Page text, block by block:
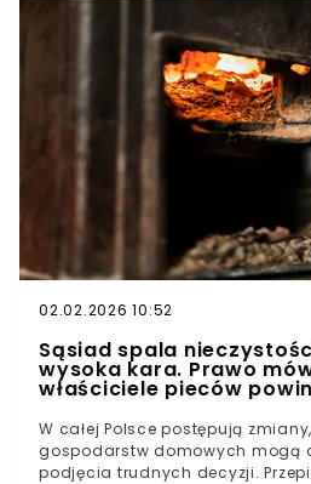
wielu właścicieli nieruchomości
Zanim jednak pierwsze wióry
dokładnie przestudiować
granica między estetycznym
wykroczeniem jest niezwykle
kluczem do legalnej pracy w
czyli strefa większej swobody
konsekwencje finansowej
02.02.2026 10:52
Sąsiad spala
wysoka kara. Prawo
właściciele pieców
W całej Polsce postępują
gospodarstw domowych mogą
podjęcia trudnych decyzji.